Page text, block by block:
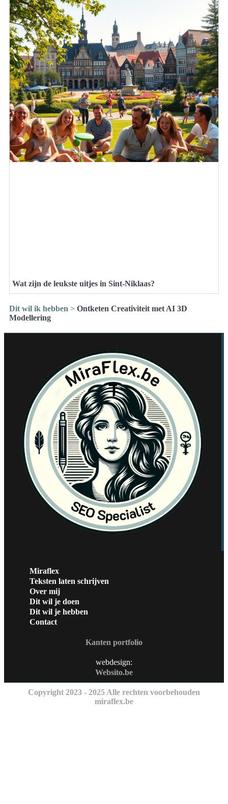
Wat zijn de leukste uitjes in Sint-Niklaas?
Dit wil ik hebben > Ontketen Creativiteit met AI 3D
Modellering
Miraflex
Teksten laten schrijven
Over mij
Dit wil je doen
Dit wil je hebben
Contact
Kanten portfolio
webdesign:
Websito.be
Copyright 2023 - 2025 Alle rechten voorbehouden
miraflex.be